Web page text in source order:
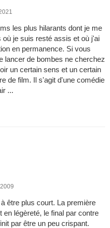
les plus hilarants dont je me
je suis resté assis et où j'ai
en permanence. Si vous
lancer de bombes ne cherchez
un certain sens et un certain
de film. Il s'agit d'une comédie
...
être plus court. La première
légèreté, le final par contre
par être un peu crispant.